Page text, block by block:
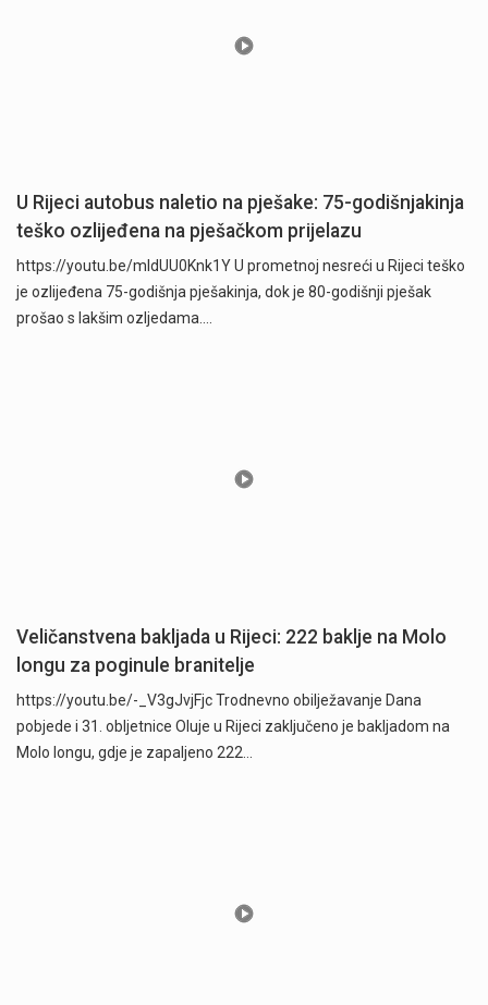
U Rijeci autobus naletio na pješake: 75-godišnjakinja
teško ozlijeđena na pješačkom prijelazu
https://youtu.be/mldUU0Knk1Y U prometnoj nesreći u Rijeci teško
je ozlijeđena 75-godišnja pješakinja, dok je 80-godišnji pješak
prošao s lakšim ozljedama.…
Veličanstvena bakljada u Rijeci: 222 baklje na Molo
longu za poginule branitelje
https://youtu.be/-_V3gJvjFjc Trodnevno obilježavanje Dana
pobjede i 31. obljetnice Oluje u Rijeci zaključeno je bakljadom na
Molo longu, gdje je zapaljeno 222…